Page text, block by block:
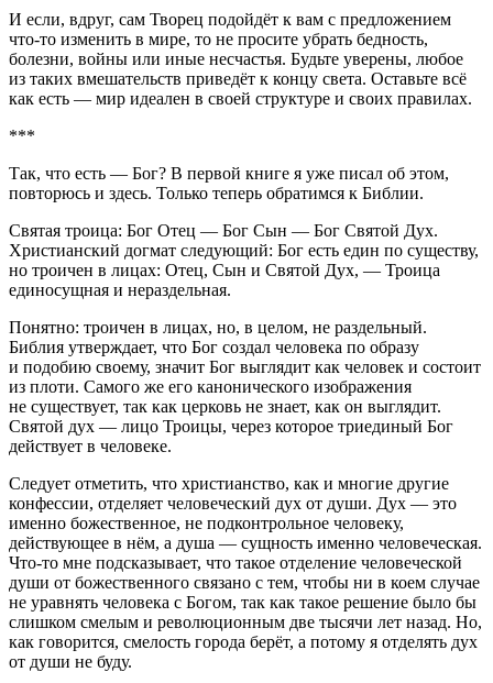
И если, вдруг, сам Творец подойдёт к вам с предложением
что-то изменить в мире, то не просите убрать бедность,
болезни, войны или иные несчастья. Будьте уверены, любое
из таких вмешательств приведёт к концу света. Оставьте всё
как есть — мир идеален в своей структуре и своих правилах.
***
Так, что есть — Бог? В первой книге я уже писал об этом,
повторюсь и здесь. Только теперь обратимся к Библии.
Святая троица: Бог Отец — Бог Сын — Бог Святой Дух.
Христианский догмат следующий: Бог есть един по существу,
но троичен в лицах: Отец, Сын и Святой Дух, — Троица
единосущная и нераздельная.
Понятно: троичен в лицах, но, в целом, не раздельный.
Библия утверждает, что Бог создал человека по образу
и подобию своему, значит Бог выглядит как человек и состоит
из плоти. Самого же его канонического изображения
не существует, так как церковь не знает, как он выглядит.
Святой дух — лицо Троицы, через которое триединый Бог
действует в человеке.
Следует отметить, что христианство, как и многие другие
конфессии, отделяет человеческий дух от души. Дух — это
именно божественное, не подконтрольное человеку,
действующее в нём, а душа — сущность именно человеческая.
Что-то мне подсказывает, что такое отделение человеческой
души от божественного связано с тем, чтобы ни в коем случае
не уравнять человека с Богом, так как такое решение было бы
слишком смелым и революционным две тысячи лет назад. Но,
как говорится, смелость города берёт, а потому я отделять дух
от души не буду.